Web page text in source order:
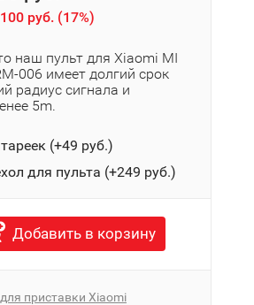
100 руб. (17%)
наш пульт для Xiaomi MI
006 имеет долгий срок
радиус сигнала и
5m.
(+49 руб.)
для пульта (+249 руб.)
Добавить в корзину
приставки Xiaomi